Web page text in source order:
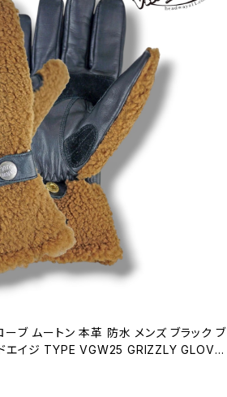
ーブ ムートン 本革 防水 メンズ ブラック ブ
エイジ TYPE VGW25 GRIZZLY GLOVE